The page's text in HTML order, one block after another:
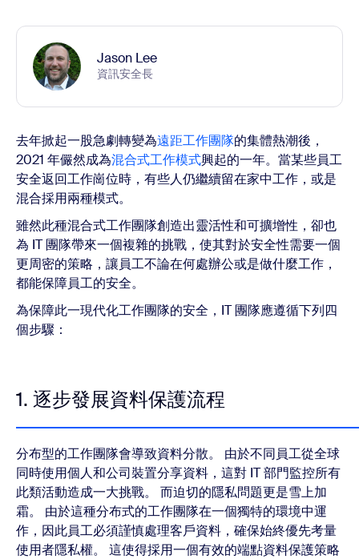
Jason Lee
資訊安全長
去年掀起一股急劇轉變為遠距工作團隊的集體熱潮後，
2021 年儼然成為混合式工作模式興起的一年。當某些員工
安全返回工作崗位時，有些人仍繼續留在家中工作，或是
混合採用兩種模式。
雖然此種混合式工作團隊創造出靈活性和可擴增性，卻也
為 IT 團隊帶來一個複雜的挑戰，使其對於安全性需要一個
更周密的策略，讓員工不論在何處辦公或是做什麼工作，
都能保障員工的安全。
為保障此一現代化工作團隊的安全，IT 團隊應遵循下列四
個步驟：
1. 逐步發展資料保護流程
分布型的工作團隊會導致資料分散。 由於不同員工從全球
同時使用個人和公司裝置分享資料，這對 IT 部門監控所有
此類活動造成一大挑戰。 而迫切的隱私問題更是雪上加
霜。 由於這種分布式的工作團隊在一個獨特的環境中運
作，因此員工必須謹慎處理客戶資料，確保始終優先考量
使用者隱私權。 這使得採用一個有效的端點資料保護策略